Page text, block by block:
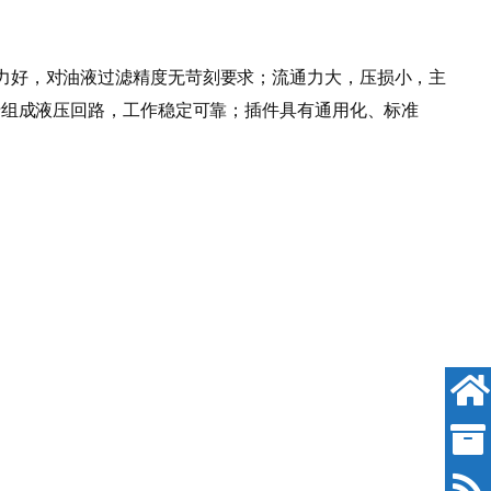
，对油液过滤精度无苛刻要求；流通力大，压损小，主
成液压回路，工作稳定可靠；插件具有通用化、标准